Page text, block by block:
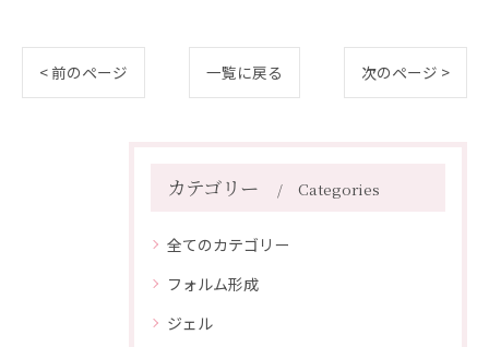
< 前のページ 一覧に戻る 次のページ >
カテゴリー Categories
全てのカテゴリー
フォルム形成
ジェル